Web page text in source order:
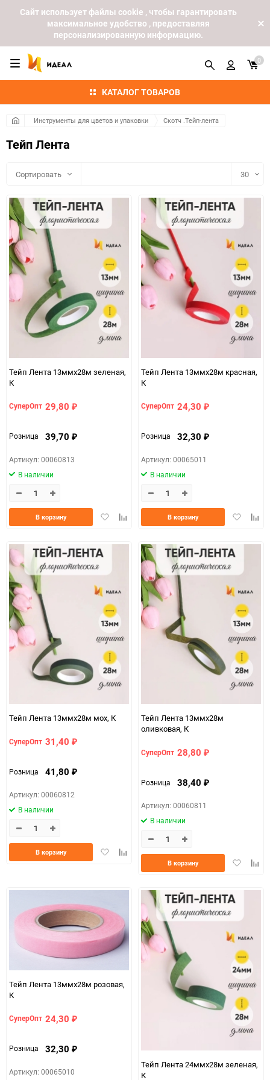
Cайт использует файлы cookie , чтобы гарантировать
максимальное удобство , предоставляя
персонализированную информацию.
КАТАЛОГ ТОВАРОВ
0
Инструменты для цветов и упаковки Скотч .Тейп-лента
Тейп Лента
Сортировать 30
30
60
150
Тейп Лента 13ммx28м зеленая,
К
СуперОпт 29,80 ₽
Розница 39,70 ₽
Артикул: 00060813
В наличии
ДобавитьДобавить
В корзину
Тейп Лента 13ммx28м красная,
К
СуперОпт 24,30 ₽
Розница 32,30 ₽
Артикул: 00065011
В наличии
Добавить
В корзину
Тейп Лента 13ммx28м мох, К
СуперОпт 31,40 ₽
Розница 41,80 ₽
Артикул: 00060812
В наличии
ДобавитьДобавить
сравнению
В корзину
Тейп Лента 13ммx28м
оливковая, К
СуперОпт 28,80 ₽
Розница 38,40 ₽
Артикул: 00060811
В наличии
Добавить
В корзину
Тейп Лента 13ммx28м розовая,
К
СуперОпт 24,30 ₽
Розница 32,30 ₽
Артикул: 00065010
Тейп Лента 24ммx28м зеленая,
К